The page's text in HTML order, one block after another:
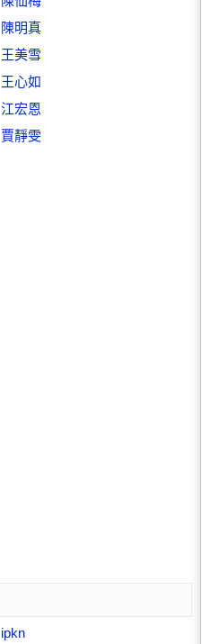
陳明真
王美雪
王心如
江宏恩
賈靜雯
ipkn